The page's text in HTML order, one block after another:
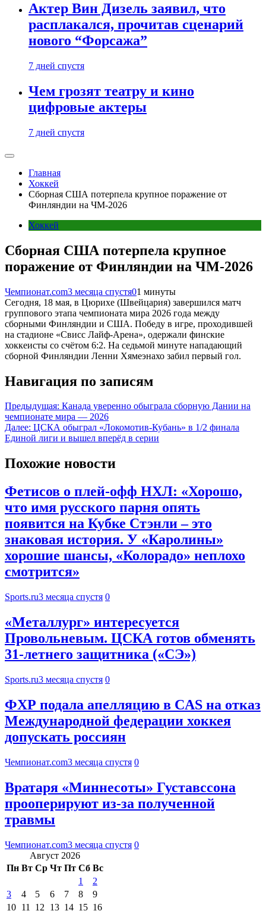
Актер Вин Дизель заявил, что
расплакался, прочитав сценарий
нового “Форсажа”
7 дней спустя
Чем грозят театру и кино
цифровые актеры
7 дней спустя
Главная
Хоккей
Сборная США потерпела крупное поражение от
Финляндии на ЧМ-2026
Хоккей
Сборная США потерпела крупное
поражение от Финляндии на ЧМ-2026
Чемпионат.com3 месяца спустя01 минуты
Сегодня, 18 мая, в Цюрихе (Швейцария) завершился матч
группового этапа чемпионата мира 2026 года между
сборными Финляндии и США. Победу в игре, проходившей
на стадионе «Свисс Лайф-Арена», одержали финские
хоккеисты со счётом 6:2. На седьмой минуте нападающий
сборной Финляндии Ленни Хямеэнахо забил первый гол.
Навигация по записям
Предыдущая: Канада уверенно обыграла сборную Дании на
чемпионате мира — 2026
Далее: ЦСКА обыграл «Локомотив-Кубань» в 1/2 финала
Единой лиги и вышел вперёд в серии
Похожие новости
Фетисов о плей-офф НХЛ: «Хорошо,
что имя русского парня опять
появится на Кубке Стэнли – это
знаковая история. У «Каролины»
хорошие шансы, «Колорадо» неплохо
смотрится»
Sports.ru3 месяца спустя 0
«Металлург» интересуется
Провольневым. ЦСКА готов обменять
31-летнего защитника («СЭ»)
Sports.ru3 месяца спустя 0
ФХР подала апелляцию в CAS на отказ
Международной федерации хоккея
допускать россиян
Чемпионат.com3 месяца спустя 0
Вратаря «Миннесоты» Густавссона
прооперируют из-за полученной
травмы
Чемпионат.com3 месяца спустя 0
Август 2026
Пн Вт Ср Чт Пт Сб Вс
1
2
3
4 5 6 7 8
9
10 11 12 13 14 15 16